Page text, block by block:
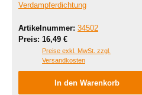
Verdampferdichtung
Artikelnummer: 34502
Preis: Regulärer Preis:
16,49 €
Preise exkl. MwSt. zzgl.
Versandkosten
In den Warenkorb